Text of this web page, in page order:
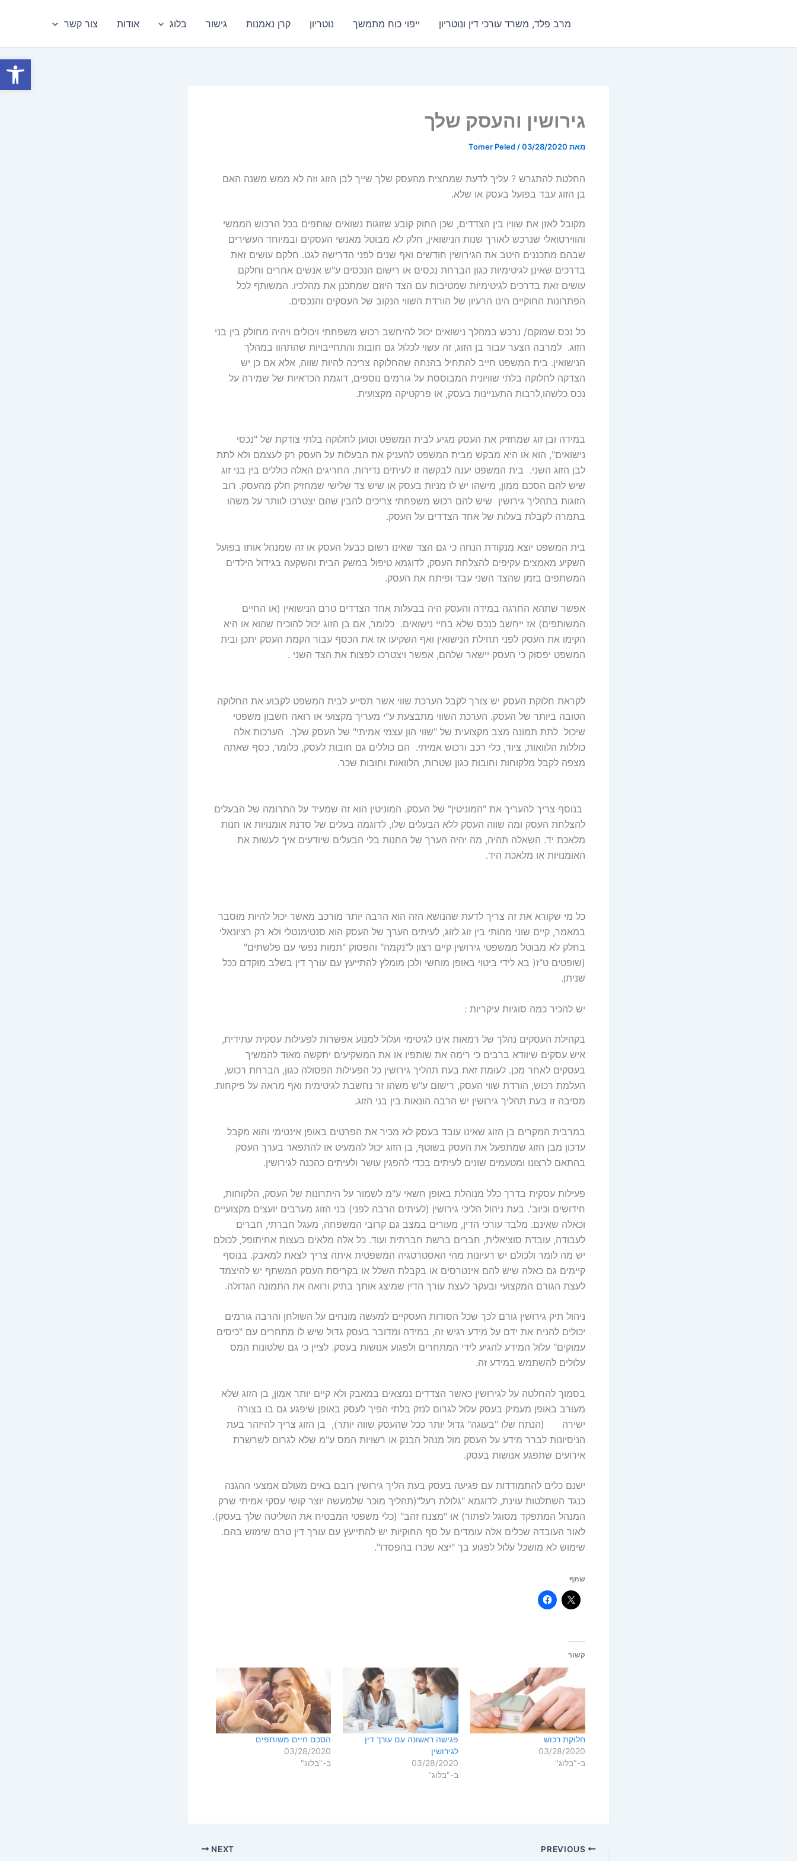
פתח
מרב פלד, משרד עורכי דין ונוטריון ייפוי כוח מתמשך נוטריון קרן נאמנות גישור בלוג אודות צור קשר
גירושין והעסק שלך
מאת Tomer Peled /03/28/2020
החלטת להתגרש ? עליך לדעת שמחצית מהעסק שלך שייך לבן הזוג וזה לא ממש משנה האם
בן הזוג עבד בפועל בעסק או שלא.
מקובל לאזן את שוויו בין הצדדים, שכן החוק קובע שזוגות נשואים שותפים בכל הרכוש הממשי
והווירטואלי שנרכש לאורך שנות הנישואין, חלק לא מבוטל מאנשי העסקים ובמיוחד העשירים
שבהם מתכננים היטב את הגירושין חודשים ואף שנים לפני הדרישה לגט. חלקם עושים זאת
בדרכים שאינן לגיטימיות כגון הברחת נכסים או רישום הנכסים ע"ש אנשים אחרים וחלקם
עושים זאת בדרכים לגיטימיות שמטיבות עם הצד היוזם שמתכנן את מהלכיו. המשותף לכל
הפתרונות החוקיים הינו הרעיון של הורדת השווי הנקוב של העסקים והנכסים.
כל נכס שמוקם/ נרכש במהלך נישואים יכול להיחשב רכוש משפחתי ויכולים ויהיה מחולק בין בני
הזוג. למרבה הצער עבור בן הזוג, זה עשוי לכלול גם חובות והתחייבויות שהתהוו במהלך
הנישואין. בית המשפט חייב להתחיל בהנחה שהחלוקה צריכה להיות שווה, אלא אם כן יש
הצדקה לחלוקה בלתי שוויונית המבוססת על גורמים נוספים, דוגמת הכדאיות של שמירה על
נכס כלשהו, ​​לרבות התעניינות בעסק, או פרקטיקה מקצועית.
במידה ובן זוג שמחזיק את העסק מגיע לבית המשפט וטוען לחלוקה בלתי צודקת של "נכסי
נישואים", הוא או היא מבקש מבית המשפט להעניק את הבעלות על העסק רק לעצמם ולא לתת
לבן הזוג השני. בית המשפט יענה לבקשה זו לעיתים נדירות. החריגים האלה כוללים בין בני זוג
שיש להם הסכם ממון, מישהו יש לו מניות בעסק או שיש צד שלישי שמחזיק חלק מהעסק. רוב
הזוגות בתהליך גירושין שיש להם רכוש משפחתי צריכים להבין שהם יצטרכו לוותר על משהו
בתמרה לקבלת בעלות של אחד הצדדים על העסק.
בית המשפט יוצא מנקודת הנחה כי גם הצד שאינו רשום כבעל העסק או זה שמנהל אותו בפועל
השקיע מאמצים עקיפים להצלחת העסק, לדוגמא טיפול במשק הבית והשקעה בגידול הילדים
המשתפים בזמן שהצד השני עבד ופיתח את העסק.
אפשר שתהא החרגה במידה והעסק היה בבעלות אחד הצדדים טרם הנישואין (או החיים
המשותפים) אז ייחשב כנכס שלא בחיי נישואים. כלומר, אם בן הזוג יכול להוכיח שהוא או היא
הקימו את העסק לפני תחילת הנישואין ואף השקיעו אז את הכסף עבור הקמת העסק יתכן ובית
המשפט יפסוק כי העסק יישאר שלהם, אפשר ויצטרכו לפצות את הצד השני .
לקראת חלוקת העסק יש צורך לקבל הערכת שווי אשר תסייע לבית המשפט לקבוע את החלוקה
הטובה ביותר של העסק. הערכת השווי מתבצעת ע"י מעריך מקצועי או רואה חשבון משפטי
שיכול לתת תמונה מצב מקצועית של "שווי הון עצמי אמיתי" של העסק שלך. הערכות אלה
כוללות הלוואות, ציוד, כלי רכב ורכוש אמיתי. הם כוללים גם חובות לעסק, כלומר, כסף שאתה
מצפה לקבל מלקוחות וחובות כגון שטרות, הלוואות וחובות שכר.
בנוסף צריך להעריך את "המוניטין" של העסק. המוניטין הוא זה שמעיד על התרומה של הבעלים
להצלחת העסק ומה שווה העסק ללא הבעלים שלו, לדוגמה בעלים של סדנת אומנויות או חנות
מלאכת יד. השאלה תהיה, מה יהיה הערך של החנות בלי הבעלים שיודעים איך לעשות את
האומנויות או מלאכת היד.
כל מי שקורא את זה צריך לדעת שהנושא הזה הוא הרבה יותר מורכב מאשר יכול להיות מוסבר
במאמר, קיים שוני מהותי בין זוג לזוג, לעיתים הערך של העסק הוא סנטימנטלי ולא רק רציונאלי
בחלק לא מבוטל ממשפטי גירושין קיים רצון ל"נקמה" והפסוק "תמות נפשי עם פלשתים"
(שופטים ט"ז( בא לידי ביטוי באופן מוחשי ולכן מומלץ להתייעץ עם עורך דין בשלב מוקדם ככל
שניתן.
יש להכיר כמה סוגיות עיקריות :
בקהילת העסקים נהלך של רמאות אינו לגיטימי ועלול למנוע אפשרות לפעילות עסקית עתידית,
איש עסקים שיוודא ברבים כי רימה את שותפיו או את המשקיעים יתקשה מאוד להמשיך
בעסקים לאחר מכן. לעומת זאת בעת תהליך גירושין כל הפעילות הפסולה כגון, הברחת רכוש,
העלמת רכוש, הורדת שווי העסק, רישום ע"ש משהו זר נחשבת לגיטימית ואף מראה על פיקחות.
מסיבה זו בעת תהליך גירושין יש הרבה הונאות בין בני הזוג.
במרבית המקרים בן הזוג שאינו עובד בעסק לא מכיר את הפרטים באופן אינטימי והוא מקבל
עדכון מבן הזוג שמתפעל את העסק בשוטף, בן הזוג יכול להמעיט או להתפאר בערך העסק
בהתאם לרצונו ומטעמים שונים לעיתים בכדי להפגין עושר ולעיתים כהכנה לגירושין.
פעילות עסקית בדרך כלל מנוהלת באופן חשאי ע"מ לשמור על היתרונות של העסק, הלקוחות,
חידושים וכיוב'. בעת ניהול הליכי גירושין (לעיתים הרבה לפני) בני הזוג מערבים יועצים מקצועיים
וכאלה שאינם. מלבד עורכי הדין, מעורים במצב גם קרובי המשפחה, מעגל חברתי, חברים
לעבודה, עובדת סוציאלית, חברים ברשת חברתית ועוד. כל אלה מלאים בעצות אחיתופל, לכולם
יש מה לומר ולכולם יש רעיונות מהי האסטרטגיה המשפטית איתה צריך לצאת למאבק. בנוסף
קיימים גם כאלה שיש להם אינטרסים או בקבלת השלל או בקריסת העסק המשתף יש להיצמד
לעצת הגורם המקצועי ובעקר לעצת עורך הדין שמיצג אותך בתיק ורואה את התמונה הגדולה.
ניהול תיק גירושין גורם לכך שכל הסודות העסקיים למעשה מונחים על השולחן והרבה גורמים
יכולים להניח את ידם על מידע רגיש זה, במידה ומדובר בעסק גדול שיש לו מתחרים עם "כיסים
עמוקים" עלול המידע להגיע לידי המתחרים ולפגוע אנושות בעסק. לציין כי גם שלטונות המס
עלולים להשתמש במידע זה.
בסמוך להחלטה על לגירושין כאשר הצדדים נמצאים במאבק ולא קיים יותר אמון, בן הזוג שלא
מעורב באופן מעמיק בעסק עלול לגרום לנזק בלתי הפיך לעסק באופן שיפגע גם בו בצורה
ישירה (הנתח שלו "בעוגה" גדול יותר ככל שהעסק שווה יותר), בן הזוג צריך להיזהר בעת
הניסיונות לברר מידע על העסק מול מנהל הבנק או רשויות המס ע"מ שלא לגרום לשרשרת
אירועים שתפגע אנושות בעסק.
ישנם כלים להתמודדות עם פגיעה בעסק בעת הליך גירושין רובם באים מעולם אמצעי ההגנה
כנגד השתלטות עוינת, לדוגמא "גלולת רעל"(תהליך מוכר שלמעשה יוצר קושי עסקי אמיתי שרק
המנהל המתפקד מסוגל לפתור) או "מצנח זהב" (כלי משפטי המבטיח את השליטה שלך בעסק).
לאור העובדה שכלים אלה עומדים על סף החוקיות יש להתייעץ עם עורך דין טרם שימוש בהם.
שימוש לא מושכל עלול לפגוע בך "יצא שכרו בהפסדו".
שתף
קשור
חלוקת רכוש
03/28/2020
ב-"בלוג"
פגישה ראשונה עם עורך דין
לגירושין
03/28/2020
ב-"בלוג"
הסכם חיים משותפים
03/28/2020
ב-"בלוג"
NEXT